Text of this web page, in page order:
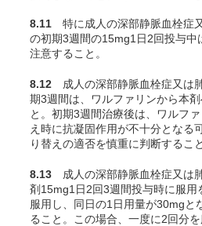
8.11 特に成人の深部静脈血栓症
の初期3週間の15mg1日2回投与中
注意すること。
8.12 成人の深部静脈血栓症又は
期3週間は、ワルファリンから本
と。初期3週間治療後は、ワルフ
え時に抗凝固作用が不十分となる
り替えの適否を慎重に判断するこ
8.13 成人の深部静脈血栓症又は
剤15mg1日2回3週間投与時に服用
服用し、同日の1日用量が30mgと
ること。この場合、一度に2回分